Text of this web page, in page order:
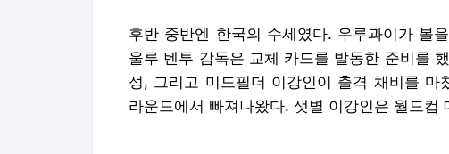
후반 중반엔 한국의 수세였다. 우루과이가 볼
울루 벤투 감독은 교체 카드를 발동한 준비를
성, 그리고 미드필더 이강인이 출격 채비를
라운드에서 빠져나왔다. 샛별 이강인은 월드컵